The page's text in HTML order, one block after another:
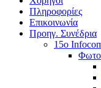
Πληροφορίες
Επικοινωνία
Προηγ. Συνέδρια
15o